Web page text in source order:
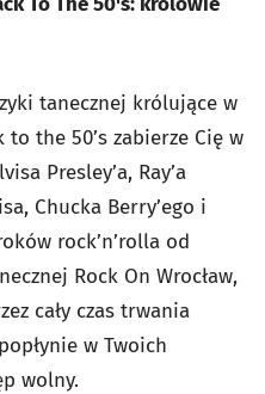
tanecznej królujące w
to the 50’s zabierze Cię w
Presley’a, Ray’a
Chucka Berry’ego i
rock’n’rolla od
Rock On Wrocław,
cały czas trwania
w Twoich
wolny.